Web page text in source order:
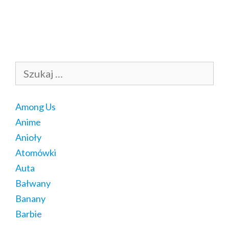
Among Us
Anime
Anioły
Atomówki
Auta
Bałwany
Banany
Barbie